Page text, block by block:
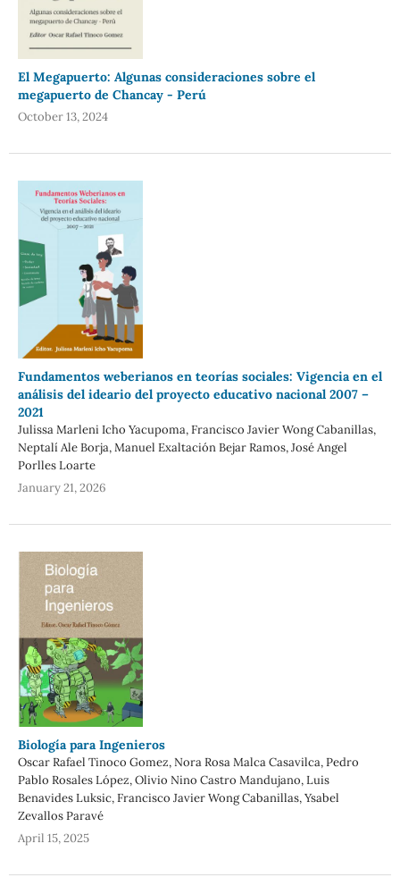
El Megapuerto: Algunas consideraciones sobre el
megapuerto de Chancay - Perú
October 13, 2024
Fundamentos weberianos en teorías sociales: Vigencia en el
análisis del ideario del proyecto educativo nacional 2007 –
2021
Julissa Marleni Icho Yacupoma, Francisco Javier Wong Cabanillas,
Neptalí Ale Borja, Manuel Exaltación Bejar Ramos, José Angel
Porlles Loarte
January 21, 2026
Biología para Ingenieros
Oscar Rafael Tinoco Gomez, Nora Rosa Malca Casavilca, Pedro
Pablo Rosales López, Olivio Nino Castro Mandujano, Luis
Benavides Luksic, Francisco Javier Wong Cabanillas, Ysabel
Zevallos Paravé
April 15, 2025